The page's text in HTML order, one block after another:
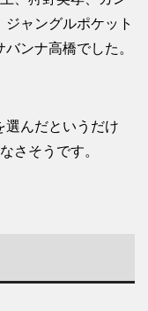
ャングルポケット
ンナ高橋でした。
選んだというだけ
さそうです。